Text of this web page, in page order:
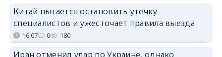
Китай пытается остановить утечку
специалистов и ужесточает правила выезда
16:07 0 180
Иран отменил удар по Украине, однако